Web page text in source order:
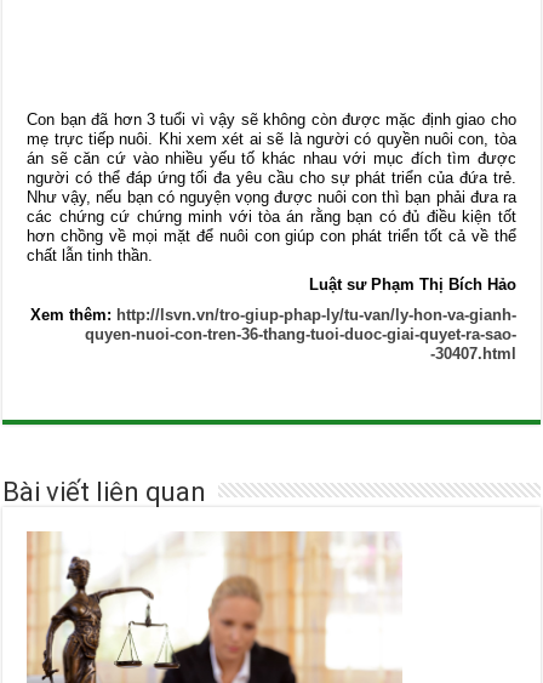
Con bạn đã hơn 3 tuổi vì vậy sẽ không còn được mặc định giao cho
mẹ trực tiếp nuôi. Khi xem xét ai sẽ là người có quyền nuôi con, tòa
án sẽ căn cứ vào nhiều yếu tố khác nhau với mục đích tìm được
người có thể đáp ứng tối đa yêu cầu cho sự phát triển của đứa trẻ.
Như vậy, nếu bạn có nguyện vọng được nuôi con thì bạn phải đưa ra
các chứng cứ chứng minh với tòa án rằng bạn có đủ điều kiện tốt
hơn chồng về mọi mặt để nuôi con giúp con phát triển tốt cả về thể
chất lẫn tinh thần.
Luật sư Phạm Thị Bích Hảo
Xem thêm: http://lsvn.vn/tro-giup-phap-ly/tu-van/ly-hon-va-gianh-
quyen-nuoi-con-tren-36-thang-tuoi-duoc-giai-quyet-ra-sao-
-30407.html
Bài viết liên quan